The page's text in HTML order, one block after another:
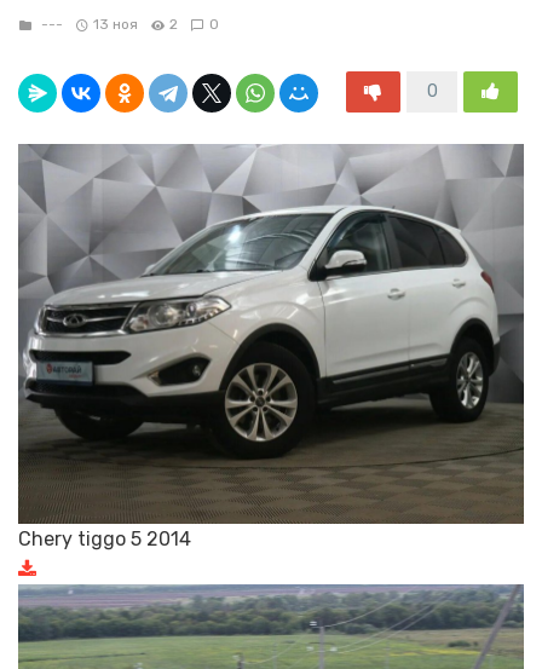
--- 13 ноя 2 0
0
Chery tiggo 5 2014